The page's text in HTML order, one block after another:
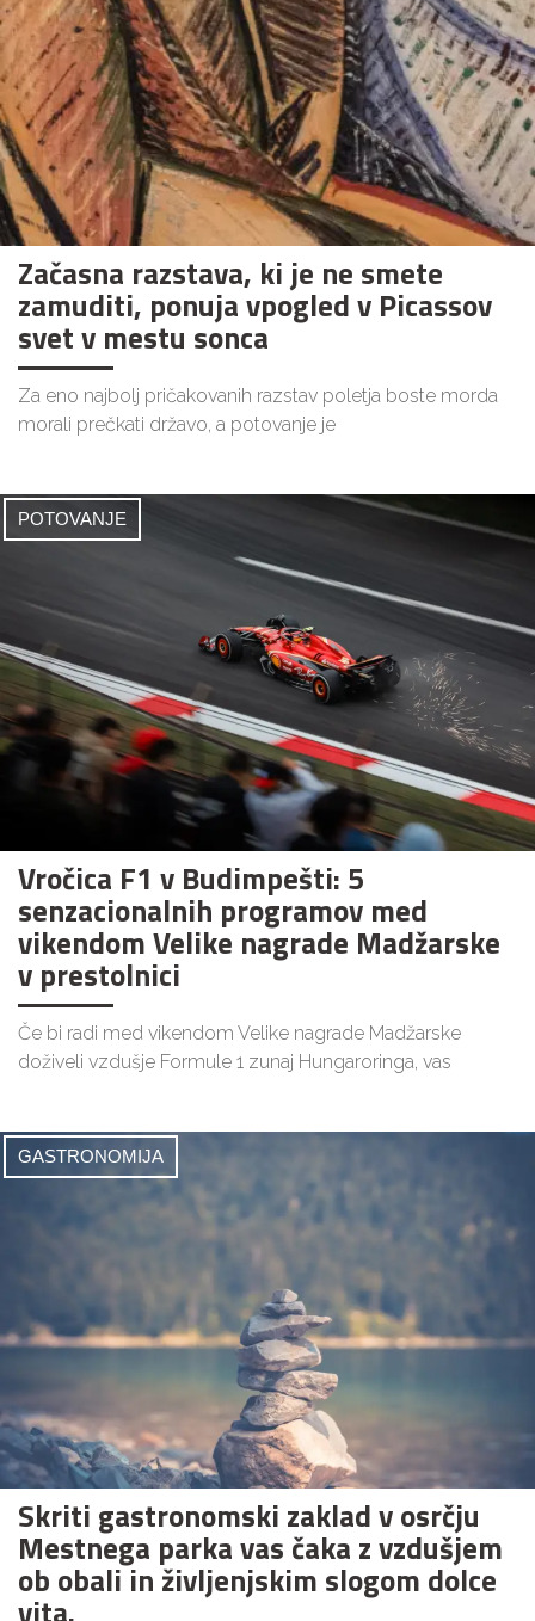
Začasna razstava, ki je ne smete
zamuditi, ponuja vpogled v Picassov
svet v mestu sonca
Za eno najbolj pričakovanih razstav poletja boste morda
morali prečkati državo, a potovanje je
POTOVANJE
Vročica F1 v Budimpešti: 5
senzacionalnih programov med
vikendom Velike nagrade Madžarske
v prestolnici
Če bi radi med vikendom Velike nagrade Madžarske
doživeli vzdušje Formule 1 zunaj Hungaroringa, vas
GASTRONOMIJA
Skriti gastronomski zaklad v osrčju
Mestnega parka vas čaka z vzdušjem
ob obali in življenjskim slogom dolce